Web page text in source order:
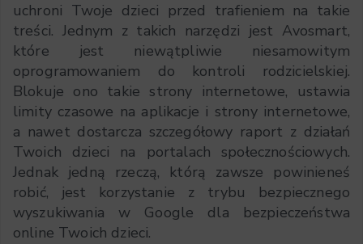
uchroni Twoje dzieci przed trafieniem na takie
treści. Jednym z takich narzędzi jest Avosmart,
które jest niewątpliwie niesamowitym
oprogramowaniem do kontroli rodzicielskiej.
Blokuje ono takie strony internetowe, ustawia
limity czasowe na aplikacje i strony internetowe,
a nawet dostarcza szczegółowy raport z działań
Twoich dzieci na portalach społecznościowych.
Jednak jedną rzeczą, którą zawsze powinieneś
robić, jest korzystanie z trybu bezpiecznego
wyszukiwania w Google dla bezpieczeństwa
online Twoich dzieci.